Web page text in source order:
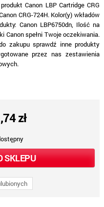
Canon LBP Cartridge CRG
CRG-724H. Kolor(y) wkładów
Canon LBP6750dn, Ilość na
Canon spełni Twoje oczekiwania.
zakupu sprawdź inne produkty
przez nas zestawienia
zł
SKLEPU